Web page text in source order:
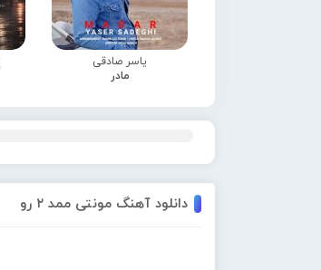
یاسر صادقی
مادر
دانلود آهنگ مونتی ممد ۲ رو